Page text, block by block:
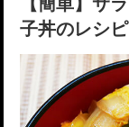
子丼のレシピ